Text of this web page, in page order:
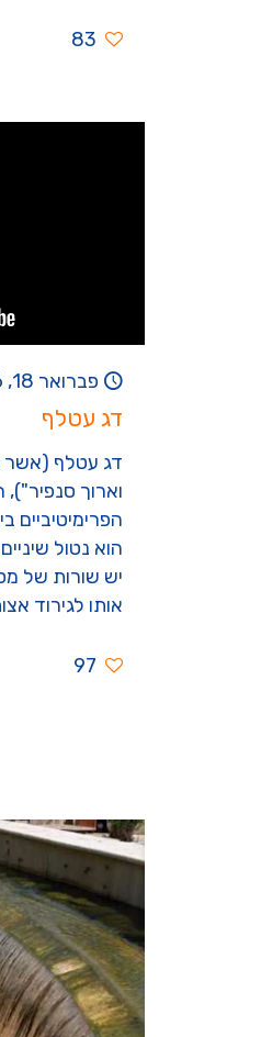
83
פברואר 18, 2016
דג עטלף
דג עטלף (אשר
וארוך
הפרימיטיביים
הוא נטול
יש שורות של
אותו לגירוד
97